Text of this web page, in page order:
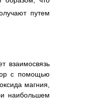
путем
взаимосвязь
с помощью
магния,
наибольшем